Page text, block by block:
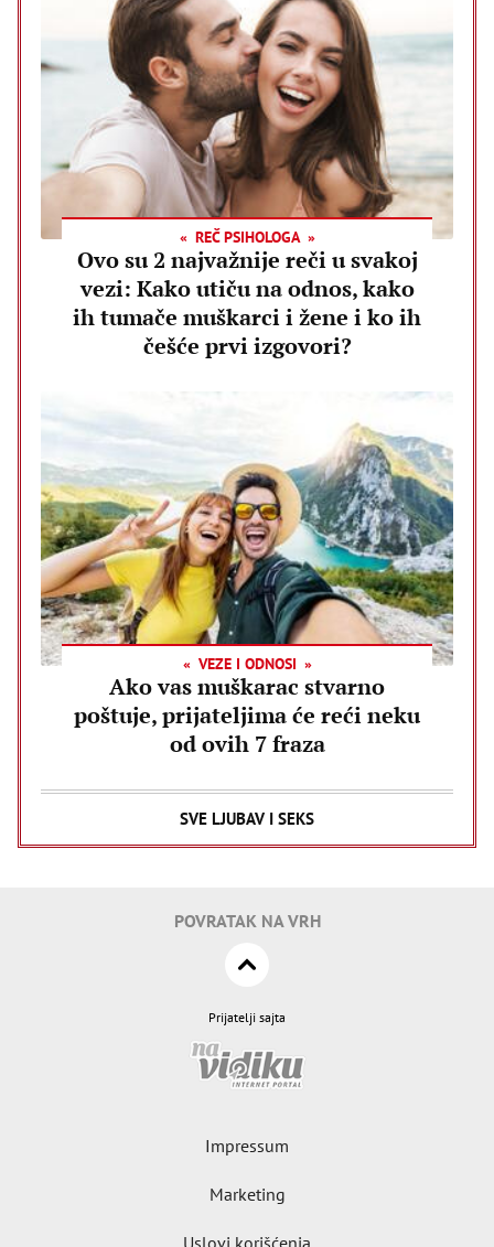
REČ PSIHOLOGA
Ovo su 2 najvažnije reči u svakoj
vezi: Kako utiču na odnos, kako
ih tumače muškarci i žene i ko ih
češće prvi izgovori?
VEZE I ODNOSI
Ako vas muškarac stvarno
poštuje, prijateljima će reći neku
od ovih 7 fraza
SVE LJUBAV I SEKS
POVRATAK NA VRH
Prijatelji sajta
Impressum
Marketing